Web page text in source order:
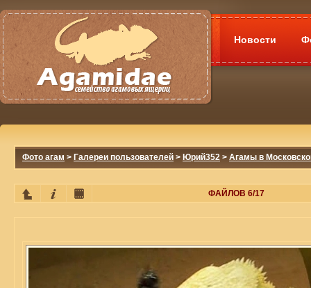
Новости
Фото агам > Галереи пользователей > Юрий352 > Агамы в
ФАЙЛОВ 6/17